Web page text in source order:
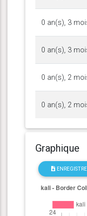
0 an(s), 3
0 an(s), 3
0 an(s), 2
0 an(s), 2
Graphique